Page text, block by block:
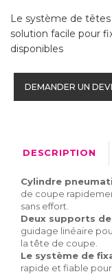
Le système de
solution facile pour
disponibles
DEMANDER UN
DESCRIPTION
Cylindre
de coupe
sans effort.
Deux supports
guidage linéaire
la tête de coupe.
Le système de
rapide et fiable